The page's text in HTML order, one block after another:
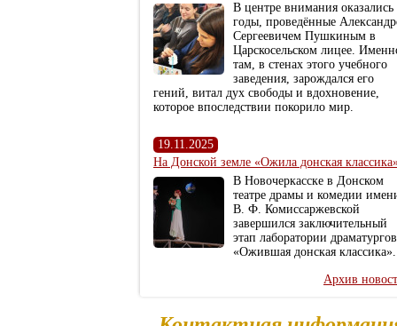
В центре внимания оказались
годы, проведённые
Сергеевичем Пушкиным в
Царскосельском лицее.
там, в стенах этого учебного
заведения, зарождался его
гений, витал дух свободы и вдохновение,
которое впоследствии покорило мир.
19.11.2025
На Донской земле «Ожила донская
В Новочеркасске в Донском
театре драмы и комедии
В. Ф. Комиссаржевской
завершился заключительный
этап лаборатории драматургов
«Ожившая донская классика».
Архив